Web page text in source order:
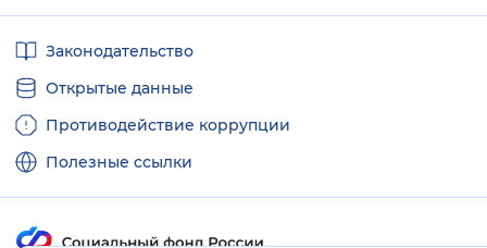
ссылкиЗаконодательство
Открытые данные
Противодействие коррупции
Полезные ссылки